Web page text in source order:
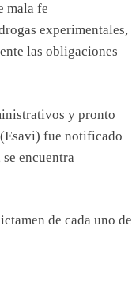
mala fe
experimentales,
las obligaciones
y pronto
fue notificado
encuentra
de cada uno de